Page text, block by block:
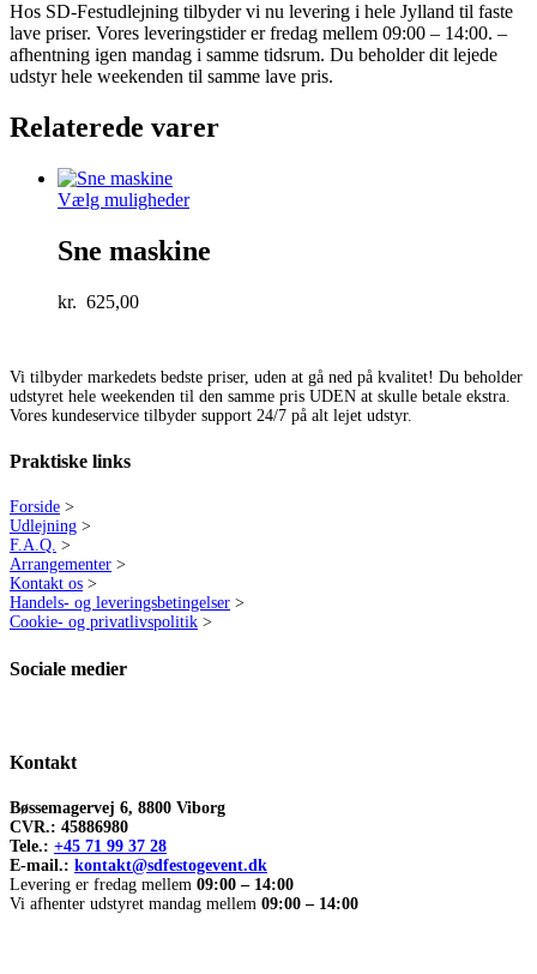
Hos SD-Festudlejning tilbyder vi nu levering i hele Jylland til faste
lave priser. Vores leveringstider er fredag mellem 09:00 – 14:00. –
afhentning igen mandag i samme tidsrum. Du beholder dit lejede
udstyr hele weekenden til samme lave pris.
Relaterede varer
Vælg muligheder
Sne maskine
kr. 625,00
Vi tilbyder markedets bedste priser, uden at gå ned på kvalitet! Du beholder
udstyret hele weekenden til den samme pris UDEN at skulle betale ekstra.
Vores kundeservice tilbyder support 24/7 på alt lejet udstyr.
Praktiske links
Forside >
Udlejning >
F.A.Q. >
Arrangementer >
Kontakt os >
Handels- og leveringsbetingelser >
Cookie- og privatlivspolitik >
Sociale medier
Kontakt
Bøssemagervej 6, 8800 Viborg
CVR.: 45886980
Tele.: +45 71 99 37 28
E-mail.: kontakt@sdfestogevent.dk
Levering er fredag mellem 09:00 – 14:00
Vi afhenter udstyret mandag mellem 09:00 – 14:00